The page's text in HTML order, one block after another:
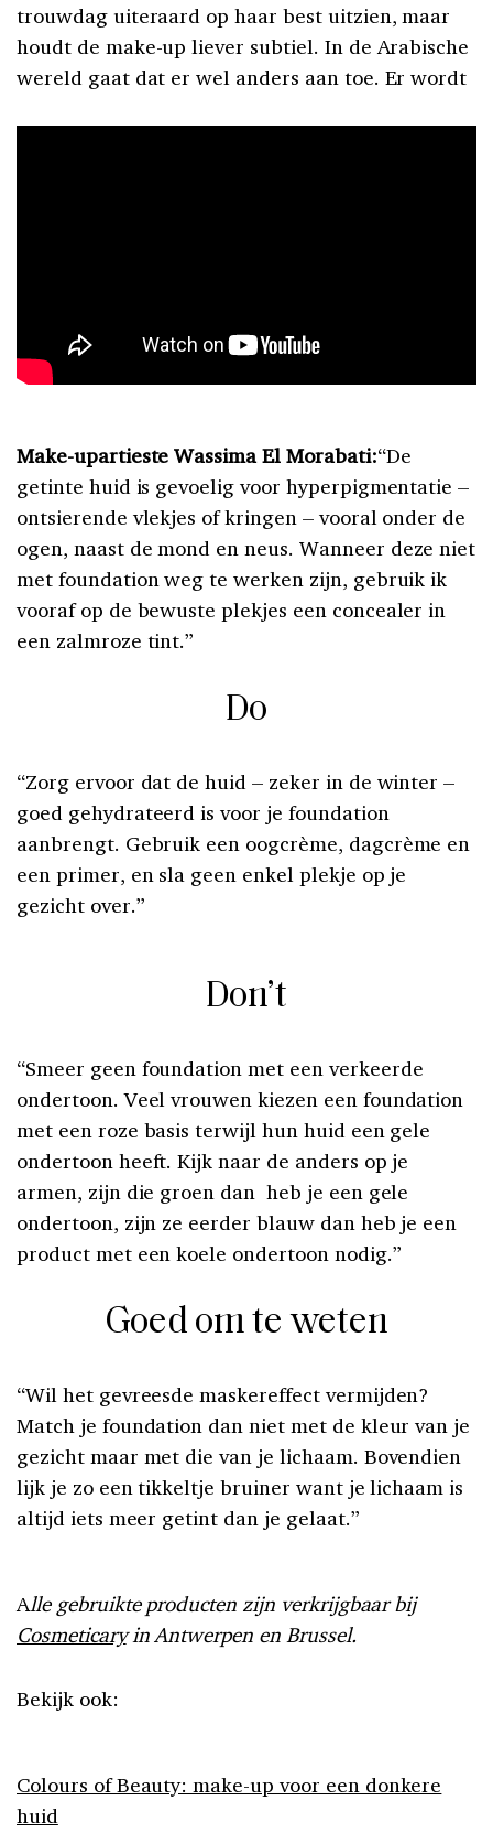
trouwdag uiteraard op haar best uitzien, maar
houdt de make-up liever subtiel. In de Arabische
wereld gaat dat er wel anders aan toe. Er wordt
Make-upartieste Wassima El Morabati:“De
getinte huid is gevoelig voor hyperpigmentatie –
ontsierende vlekjes of kringen – vooral onder de
ogen, naast de mond en neus. Wanneer deze niet
met foundation weg te werken zijn, gebruik ik
vooraf op de bewuste plekjes een concealer in
een zalmroze tint.”
Do
“Zorg ervoor dat de huid – zeker in de winter –
goed gehydrateerd is voor je foundation
aanbrengt. Gebruik een oogcrème, dagcrème en
een primer, en sla geen enkel plekje op je
gezicht over.”
Don’t
“Smeer geen foundation met een verkeerde
ondertoon. Veel vrouwen kiezen een foundation
met een roze basis terwijl hun huid een gele
ondertoon heeft. Kijk naar de anders op je
armen, zijn die groen dan heb je een gele
ondertoon, zijn ze eerder blauw dan heb je een
product met een koele ondertoon nodig.”
Goed om te weten
“Wil het gevreesde maskereffect vermijden?
Match je foundation dan niet met de kleur van je
gezicht maar met die van je lichaam. Bovendien
lijk je zo een tikkeltje bruiner want je lichaam is
altijd iets meer getint dan je gelaat.”
Alle gebruikte producten zijn verkrijgbaar bij
Cosmeticaryin Antwerpen en Brussel.
Bekijk ook:
Colours of Beauty: make-up voor een donkere
huid